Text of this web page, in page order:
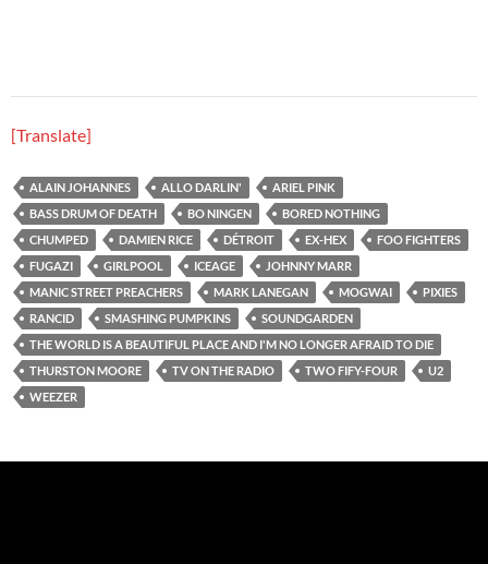
[Translate]
ALAIN JOHANNES ALLO DARLIN'
ARIEL PINK
BASS DRUM OF DEATH
BO NINGEN
BORED NOTHING
CHUMPED
DAMIEN RICE DÉTROIT EX-HEX
FOO FIGHTERS
FUGAZI
GIRLPOOL ICEAGE
JOHNNY MARR
MANIC STREET PREACHERS
MARK LANEGAN MOGWAI
PIXIES
RANCID
SMASHING PUMPKINS
SOUNDGARDEN
THE WORLD IS A BEAUTIFUL PLACE AND I'M NO LONGER AFRAID TO DIE
THURSTON MOORE
TV ON THE RADIO TWO FIFY-FOUR
U2
WEEZER